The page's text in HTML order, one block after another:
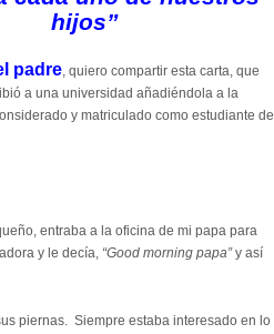
hijos”
padre, quiero compartir esta carta, que
a una universidad añadiéndola a la
y matriculado como estudiante de
entraba a la oficina de mi papa para
y le decía, “Good morning papa”y así
piernas. Siempre estaba interesado en lo